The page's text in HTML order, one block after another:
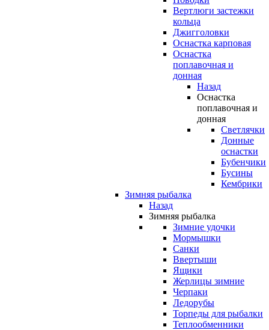
Вертлюги застежки
кольца
Джигголовки
Оснастка карповая
Оснастка
поплавочная и
донная
Назад
Оснастка
поплавочная и
донная
Светлячки
Донные
оснастки
Бубенчики
Бусины
Кембрики
Зимняя рыбалка
Назад
Зимняя рыбалка
Зимние удочки
Мормышки
Санки
Ввертыши
Ящики
Жерлицы зимние
Черпаки
Ледорубы
Торпеды для рыбалки
Теплообменники